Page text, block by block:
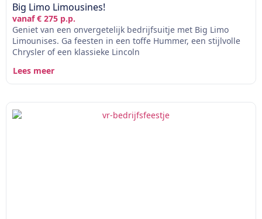
Big Limo Limousines!
vanaf € 275 p.p.
Geniet van een onvergetelijk bedrijfsuitje met Big Limo
Limounises. Ga feesten in een toffe Hummer, een stijlvolle
Chrysler of een klassieke Lincoln
Lees meer